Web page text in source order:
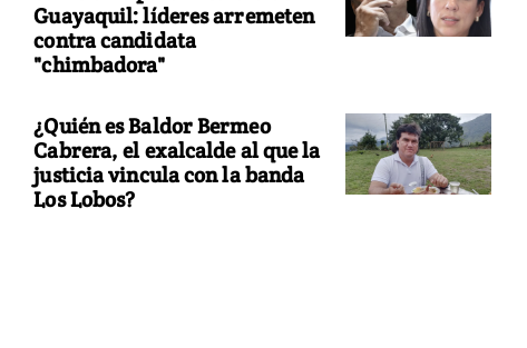
Guayaquil: líderes arremeten
contra candidata
"chimbadora"
¿Quién es Baldor Bermeo
Cabrera, el exalcalde al que la
justicia vincula con la banda
Los Lobos?